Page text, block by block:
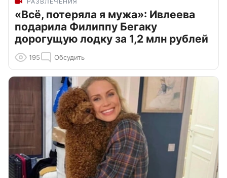
«Всё, потеряла я мужа»: Ивлеева
подарила Филиппу Бегаку
дорогущую лодку за 1,2 млн рублей
195 Обсудить